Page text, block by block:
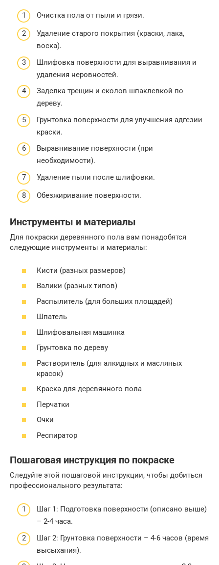
Очистка пола от пыли и грязи.
Удаление старого покрытия (краски, лака,
воска).
Шлифовка поверхности для выравнивания и
удаления неровностей.
Заделка трещин и сколов шпаклевкой по
дереву.
Грунтовка поверхности для улучшения адгезии
краски.
Выравнивание поверхности (при
необходимости).
Удаление пыли после шлифовки.
Обезжиривание поверхности.
Инструменты и материалы
Для покраски деревянного пола вам понадобятся
следующие инструменты и материалы:
Кисти (разных размеров)
Валики (разных типов)
Распылитель (для больших площадей)
Шпатель
Шлифовальная машинка
Грунтовка по дереву
Растворитель (для алкидных и масляных
красок)
Краска для деревянного пола
Перчатки
Очки
Респиратор
Пошаговая инструкция по покраске
Следуйте этой пошаговой инструкции, чтобы добиться
профессионального результата:
Шаг 1: Подготовка поверхности (описано выше)
– 2-4 часа.
Шаг 2: Грунтовка поверхности – 4-6 часов (время
высыхания).